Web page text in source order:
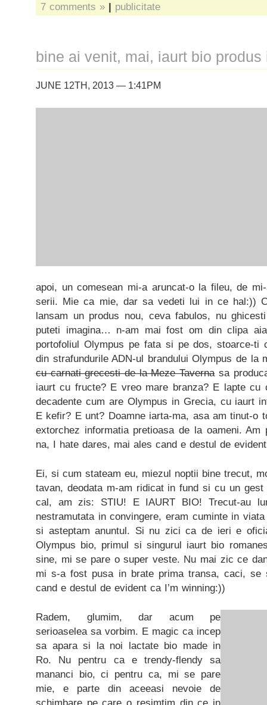
7 comments » | publicitate
bine ai venit, mai, iaurt bio produs
JUNE 12TH, 2013 — 1:41PM
apoi, un comesean mi-a aruncat-o la fileu, de
serii. Mie ca mie, dar sa vedeti lui in ce hal:))
lansam un produs nou, ceva fabulos, nu
puteti imagina… n-am mai fost om din clipa
portofoliul Olympus pe fata si pe dos, stoarce-ti
din strafundurile ADN-ul brandului Olympus de la
cu carnati grecesti de la Meze Tavernasa
iaurt cu fructe? E vreo mare branza? E lapte cu
decadente cum are Olympus in Grecia, cu iaurt
E kefir? E unt? Doamne iarta-ma, asa am tinut-o
extorchez informatia pretioasa de la oameni.
na, I hate dares, mai ales cand e destul de
Ei, si cum stateam eu, miezul noptii bine trecut,
tavan, deodata m-am ridicat in fund si cu un
cal, am zis: STIU! E IAURT BIO! Trecut-au
nestramutata in convingere, eram cuminte in
si asteptam anuntul. Si nu zici ca de ieri e
Olympus bio, primul si singurul iaurt bio
sine, mi se pare o super veste. Nu mai zic ce
mi s-a fost pusa in brate prima transa, caci,
cand e destul de evident ca I’m winning:))
Radem, glumim, dar acum pe
serioaselea sa vorbim. E magic ca incep
sa apara si la noi lactate bio made in
Ro. Nu pentru ca e trendy-flendy sa
mananci bio, ci pentru ca, mi se pare
mie, e parte din aceeasi nevoie de
schimbare pe care o resimtim din ce in